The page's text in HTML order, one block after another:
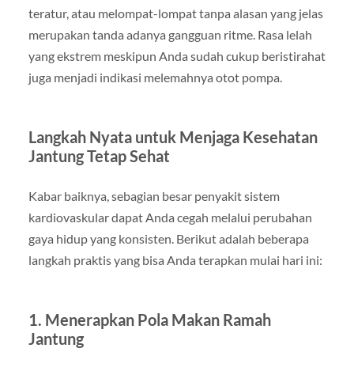
teratur, atau melompat-lompat tanpa alasan yang jelas
merupakan tanda adanya gangguan ritme. Rasa lelah
yang ekstrem meskipun Anda sudah cukup beristirahat
juga menjadi indikasi melemahnya otot pompa.
Langkah Nyata untuk Menjaga Kesehatan
Jantung Tetap Sehat
Kabar baiknya, sebagian besar penyakit sistem
kardiovaskular dapat Anda cegah melalui perubahan
gaya hidup yang konsisten. Berikut adalah beberapa
langkah praktis yang bisa Anda terapkan mulai hari ini:
1. Menerapkan Pola Makan Ramah
Jantung